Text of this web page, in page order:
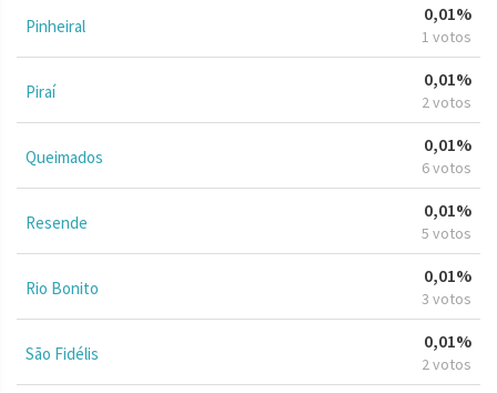
Pinheiral
0,01%
1 votos
Piraí
0,01%
2 votos
Queimados
0,01%
6 votos
Resende
0,01%
5 votos
Rio Bonito
0,01%
3 votos
São Fidélis
0,01%
2 votos